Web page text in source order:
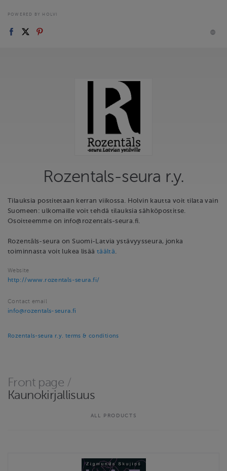
POWERED BY HOLVI
Rozentals-seura r.y.
Tilauksia postitetaan kerran viikossa. Holvin kautta voit tilata vain
Suomeen: ulkomaille voit tehdä tilauksia sähköpostitse.
Osoitteemme on info@rozentals-seura.fi.
Rozentāls-seura on Suomi-Latvia ystävyysseura, jonka
toiminnasta voit lukea lisää täältä.
Website
http://www.rozentals-seura.fi/
Contact email
info@rozentals-seura.fi
Rozentals-seura r.y. terms & conditions
Front page /
Kaunokirjallisuus
ALL PRODUCTS